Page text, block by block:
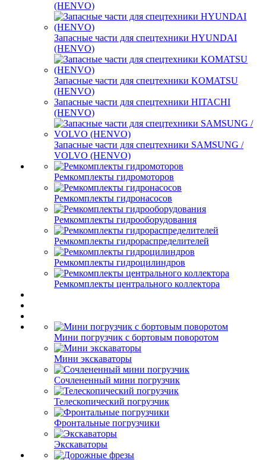
(HENVO)
Запасные части для спецтехники HYUNDAI
(HENVO)
Запасные части для спецтехники KOMATSU
(HENVO)
Запасные части для спецтехники HITACHI
(HENVO)
Запасные части для спецтехники SAMSUNG /
VOLVO (HENVO)
Ремкомплекты гидромоторов
Ремкомплекты гидронасосов
Ремкомплекты гидрооборудования
Ремкомплекты гидрораспределителей
Ремкомплекты гидроцилиндров
Ремкомплекты центрального коллектора
Мини погрузчик с бортовым поворотом
Мини экскаваторы
Сочлененный мини погрузчик
Телескопический погрузчик
Фронтальные погрузчики
Экскаваторы